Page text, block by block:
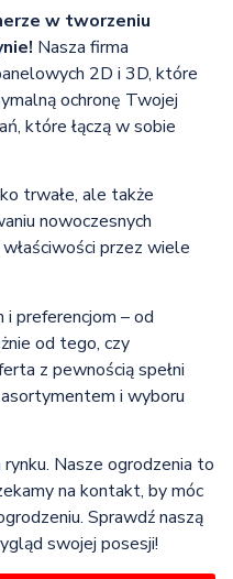
w tworzeniu
Nasza firma
2D i 3D, które
ochronę Twojej
które łączą w sobie
trwałe, ale także
nowoczesnych
przez wiele
preferencjom – od
od tego, czy
z pewnością spełni
i wyboru
Nasze ogrodzenia to
na kontakt, by móc
Sprawdź naszą
swojej posesji!